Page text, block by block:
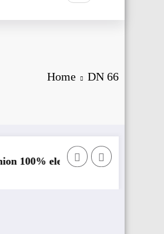
Home DN 66
în transport internațional
Proiectul Revoy prinde